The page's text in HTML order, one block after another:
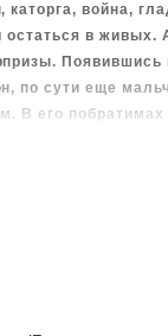
война,
остаться в
Появившись
по сути еще
В его